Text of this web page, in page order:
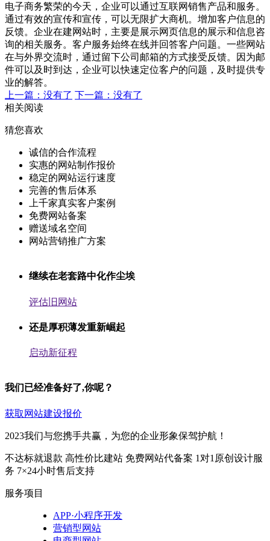
电子商务繁荣的今天，企业可以通过互联网销售产品和服务。
通过有效的宣传和宣传，可以无限扩大商机。增加客户信息的
反馈。企业在建网站时，主要是展示网页信息的展示和信息咨
询的相关服务。客户服务始终在线并回答客户问题。一些网站
在与外界交流时，通过留下公司邮箱的方式接受反馈。因为邮
件可以及时到达，企业可以快速定位客户的问题，及时提供专
业的解答。
上一篇：没有了 下一篇：没有了
相关阅读
猜您喜欢
诚信的合作流程
实惠的网站制作报价
稳定的网站运行速度
完善的售后体系
上千家真实客户案例
免费网站备案
赠送域名空间
网站营销推广方案
继续在老套路中化作尘埃
评估旧网站
还是厚积薄发重新崛起
启动新征程
我们已经准备好了,你呢？
获取网站建设报价
2023我们与您携手共赢，为您的企业形象保驾护航！
不达标就退款 高性价比建站 免费网站代备案 1对1原创设计服
务 7×24小时售后支持
服务项目
APP·小程序开发
营销型网站